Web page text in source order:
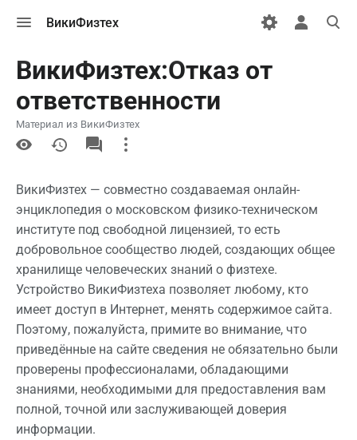
меню
ВикиФизтех
Открыть
поиск
ВикиФизтех:Отказ от
ответственности
Материал из ВикиФизтех
More
actions
ВикиФизтех — совместно создаваемая онлайн-
энциклопедия о московском физико-техническом
институте под свободной лицензией, то есть
добровольное сообщество людей, создающих общее
хранилище человеческих знаний о физтехе.
Устройство ВикиФизтеха позволяет любому, кто
имеет доступ в Интернет, менять содержимое сайта.
Поэтому, пожалуйста, примите во внимание, что
приведённые на сайте сведения не обязательно были
проверены профессионалами, обладающими
знаниями, необходимыми для предоставления вам
полной, точной или заслуживающей доверия
информации.